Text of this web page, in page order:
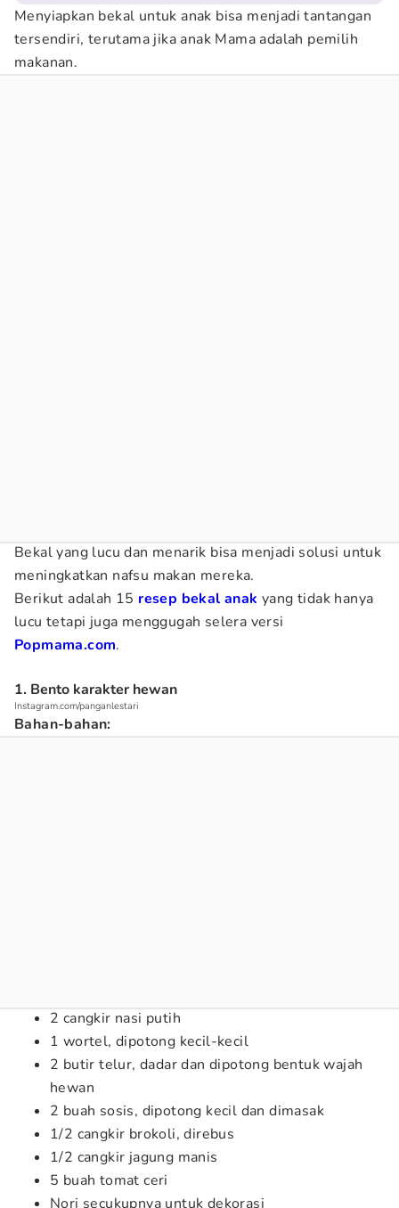
Menyiapkan bekal untuk anak bisa menjadi tantangan
tersendiri, terutama jika anak Mama adalah pemilih
makanan.
Bekal yang lucu dan menarik bisa menjadi solusi untuk
meningkatkan nafsu makan mereka.
Berikut adalah 15 resep bekal anak yang tidak hanya
lucu tetapi juga menggugah selera versi
Popmama.com.
1. Bento karakter hewan
Instagram.com/panganlestari
Bahan-bahan:
2 cangkir nasi putih
1 wortel, dipotong kecil-kecil
2 butir telur, dadar dan dipotong bentuk wajah
hewan
2 buah sosis, dipotong kecil dan dimasak
1/2 cangkir brokoli, direbus
1/2 cangkir jagung manis
5 buah tomat ceri
Nori secukupnya untuk dekorasi